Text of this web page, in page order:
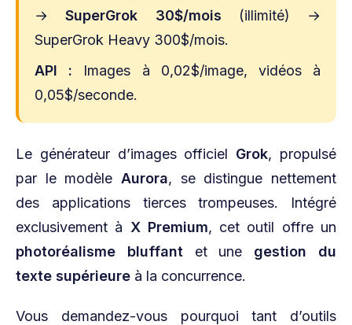
→SuperGrok 30$/mois (illimité) →
SuperGrok Heavy 300$/mois.
API : Images à 0,02$/image, vidéos à
0,05$/seconde.
Le générateur d’images officiel Grok, propulsé
par le modèle Aurora, se distingue nettement
des applications tierces trompeuses. Intégré
exclusivement à X Premium, cet outil offre un
photoréalisme bluffant et une gestion du
texte supérieure à la concurrence.
Vous demandez-vous pourquoi tant d’outils